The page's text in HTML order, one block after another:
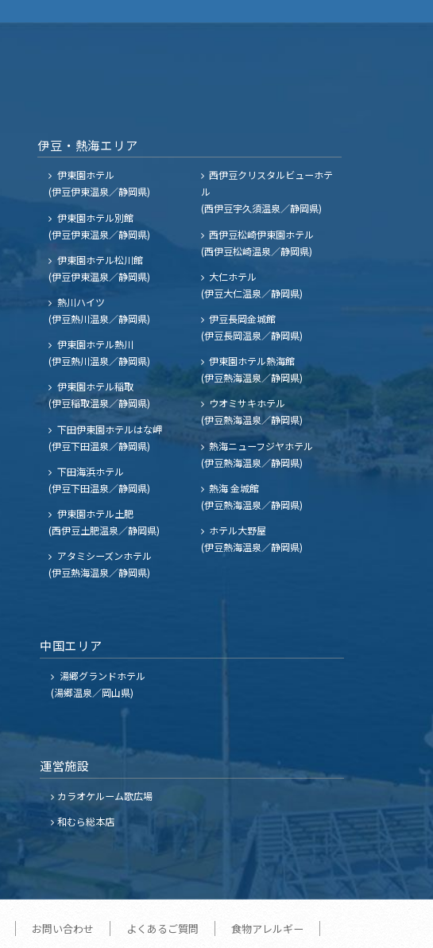
伊豆・熱海エリア
伊東園ホテル
(伊豆伊東温泉／静岡県)
伊東園ホテル別館
(伊豆伊東温泉／静岡県)
伊東園ホテル松川館
(伊豆伊東温泉／静岡県)
熱川ハイツ
(伊豆熱川温泉／静岡県)
伊東園ホテル熱川
(伊豆熱川温泉／静岡県)
伊東園ホテル稲取
(伊豆稲取温泉／静岡県)
下田伊東園ホテルはな岬
(伊豆下田温泉／静岡県)
下田海浜ホテル
(伊豆下田温泉／静岡県)
伊東園ホテル土肥
(西伊豆土肥温泉／静岡県)
西伊豆クリスタルビューホテ
ル
(西伊豆宇久須温泉／静岡県)
西伊豆松崎伊東園ホテル
(西伊豆松崎温泉／静岡県)
大仁ホテル
(伊豆大仁温泉／静岡県)
伊豆長岡金城館
(伊豆長岡温泉／静岡県)
伊東園ホテル熱海館
(伊豆熱海温泉／静岡県)
ウオミサキホテル
(伊豆熱海温泉／静岡県)
熱海ニューフジヤホテル
(伊豆熱海温泉／静岡県)
熱海 金城館
(伊豆熱海温泉／静岡県)
ホテル大野屋
(伊豆熱海温泉／静岡県)
アタミシーズンホテル
(伊豆熱海温泉／静岡県)
中国エリア
湯郷グランドホテル
(湯郷温泉／岡山県)
運営施設
カラオケルーム歌広場
和むら総本店
お問い合わせ よくあるご質問 食物アレルギー